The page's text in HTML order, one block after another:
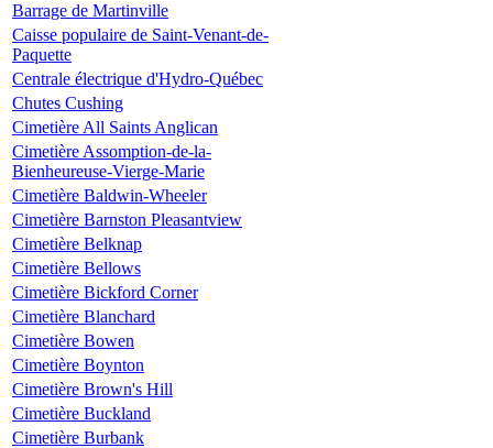
Barrage de Martinville
Caisse populaire de Saint-Venant-de-
Paquette
Centrale électrique d'Hydro-Québec
Chutes Cushing
Cimetière All Saints Anglican
Cimetière Assomption-de-la-
Bienheureuse-Vierge-Marie
Cimetière Baldwin-Wheeler
Cimetière Barnston Pleasantview
Cimetière Belknap
Cimetière Bellows
Cimetière Bickford Corner
Cimetière Blanchard
Cimetière Bowen
Cimetière Boynton
Cimetière Brown's Hill
Cimetière Buckland
Cimetière Burbank